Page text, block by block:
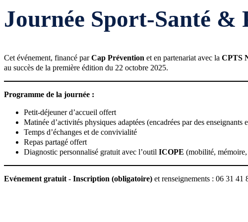
Journée Sport-Santé &
Cet événement, financé parCap Prévention et en partenariat avec la CPTS
au succès de la première édition du 22 octobre 2025.
Programme de la journée :
Petit-déjeuner d’accueil offert
Matinée d’activités physiques adaptées (encadrées par des enseignants
Temps d’échanges et de convivialité
Repas partagé offert
Diagnostic personnalisé gratuit avec l’outil ICOPE (mobilité,
Evénement gratuit - Inscription (obligatoire) et renseignements : 06 31 41